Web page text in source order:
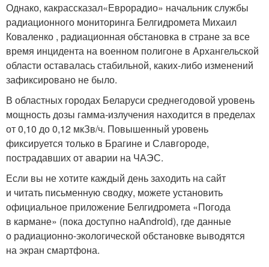
Однако, какрассказал«Еврорадио» начальник службы
радиационного мониторинга Белгидромета Михаил
Коваленко , радиационная обстановка в стране за все
время инцидента на военном полигоне в Архангельской
области оставалась стабильной, каких-либо изменений
зафиксировано не было.
В областных городах Беларуси среднегодовой уровень
мощность дозы гамма-излучения находится в пределах
от 0,10 до 0,12 мкЗв/ч. Повышенный уровень
фиксируется только в Брагине и Славгороде,
пострадавших от аварии на ЧАЭС.
Если вы не хотите каждый день заходить на сайт
и читать письменную сводку, можете установить
официальное приложение Белгидромета «Погода
в кармане» (пока доступно наAndroid), где данные
о радиационно-экологической обстановке выводятся
на экран смартфона.